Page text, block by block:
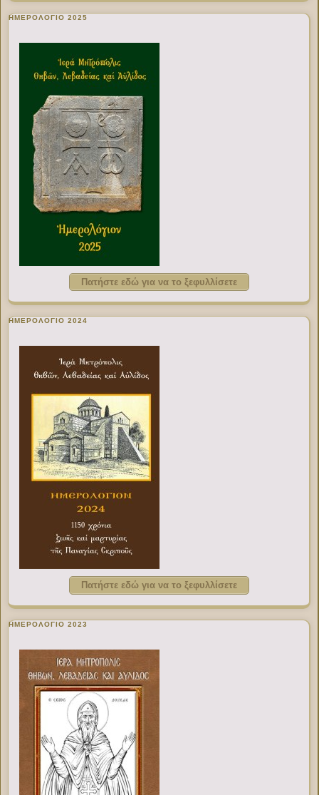
ΗΜΕΡΟΛΟΓΙΟ 2025
Πατήστε εδώ για να το ξεφυλλίσετε
ΗΜΕΡΟΛΟΓΙΟ 2024
Πατήστε εδώ για να το ξεφυλλίσετε
ΗΜΕΡΟΛΟΓΙΟ 2023